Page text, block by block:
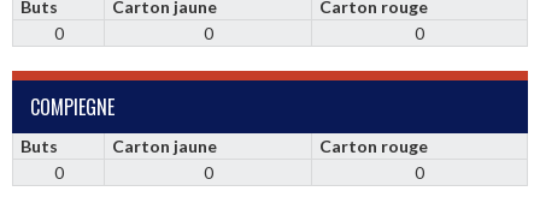
Buts Carton jaune
Carton rouge
0
0 0
COMPIEGNE
Buts Carton jaune
Carton rouge
0
0 0